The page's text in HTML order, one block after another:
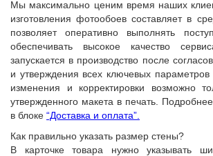
Мы максимально ценим время наших
изготовления фотообоев составляет в
позволяет оперативно выполнять
обеспечивать высокое качество
запускается в производство после
и утверждения всех ключевых параметров
изменения и корректировки возможно
утвержденного макета в печать.
в блоке “Доставка и оплата”.
Как правильно указать размер стены?
В карточке товара нужно указывать